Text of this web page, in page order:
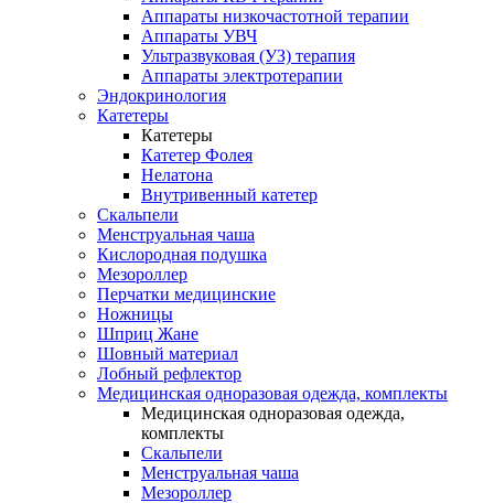
Аппараты низкочастотной терапии
Аппараты УВЧ
Ультразвуковая (УЗ) терапия
Аппараты электротерапии
Эндокринология
Катетеры
Катетеры
Катетер Фолея
Нелатона
Внутривенный катетер
Скальпели
Менструальная чаша
Кислородная подушка
Мезороллер
Перчатки медицинские
Ножницы
Шприц Жане
Шовный материал
Лобный рефлектор
Медицинская одноразовая одежда, комплекты
Медицинская одноразовая одежда,
комплекты
Скальпели
Менструальная чаша
Мезороллер